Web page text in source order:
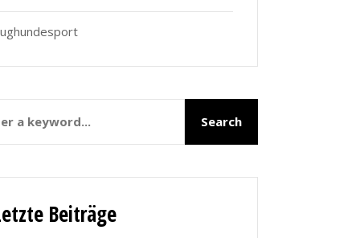
Beiträge